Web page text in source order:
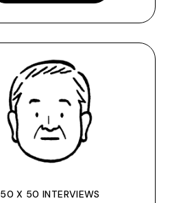
50 X 50 INTERVIEWS